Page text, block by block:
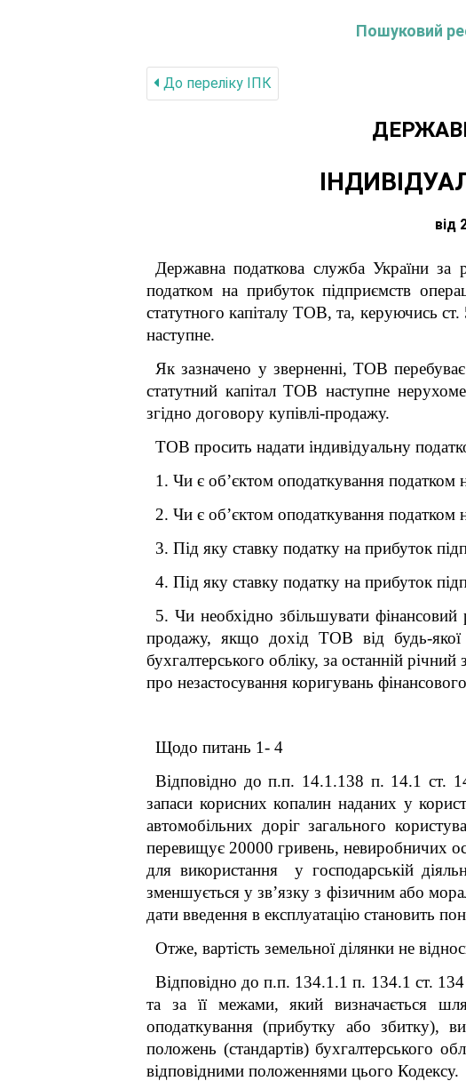
Пошуковий
До переліку IПК
від
Державна податкова служба України
податком на прибуток підприємств
статутного капіталу ТОВ, та, керуючись
наступне.
Як зазначено у зверненні, ТОВ
статутний капітал ТОВ наступне
згідно договору купівлі-продажу.
ТОВ просить надати індивідуальну
1. Чи є об’єктом оподаткування
2. Чи є об’єктом оподаткування податком
3. Під яку ставку податку на прибуток
4. Під яку ставку податку на прибуток
5. Чи необхідно збільшувати фінансовий
продажу, якщо дохід ТОВ від будь-якої
бухгалтерського обліку, за останній
про незастосування коригувань
Щодо питань 1- 4
Відповідно до п.п. 14.1.138 п. 14.1 ст.
запаси корисних копалин наданих у
автомобільних доріг загального
перевищує 20000 гривень, невиробничих
для використання у господарській
зменшується у зв’язку з фізичним або
дати введення в експлуатацію становить
Отже, вартість земельної ділянки не
Відповідно до п.п. 134.1.1 п. 134.1 ст.
та за її межами, який визначається
оподаткування (прибутку або збитку),
положень (стандартів) бухгалтерського
відповідними положеннями цього Кодексу.